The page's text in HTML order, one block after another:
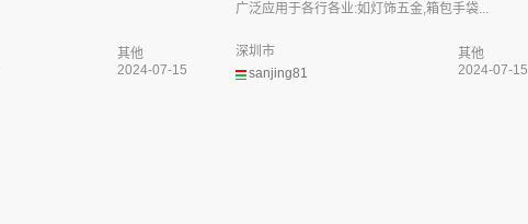
其他
2024-07-15
广泛应用于各行各业:如灯饰五金,箱包手袋...
sanjing81
深圳市
其他
2024-07-15